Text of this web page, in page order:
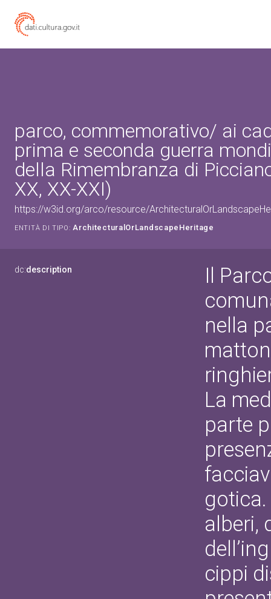
parco, commemorativo/ ai
prima e seconda guerra
della Rimembranza di
XX, XX-XXI)
https://w3id.org/arco/resource/
ENTITÀ DI TIPO: ArchitecturalOrLandscapeHeritage
dc:description
Il
nella
La
parte
alberi,
cippi